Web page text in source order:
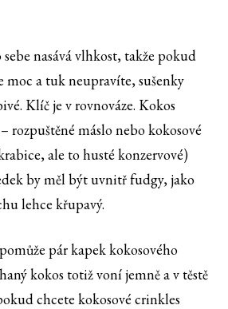
nasává vlhkost, takže pokud
moc a tuk neupravíte, sušenky
Klíč je v rovnováze. Kokos
rozpuštěné máslo nebo kokosové
ale to husté konzervové)
by měl být uvnitř fudgy, jako
lehce křupavý.
pár kapek kokosového
kokos totiž voní jemně a v těstě
chcete kokosové crinkles